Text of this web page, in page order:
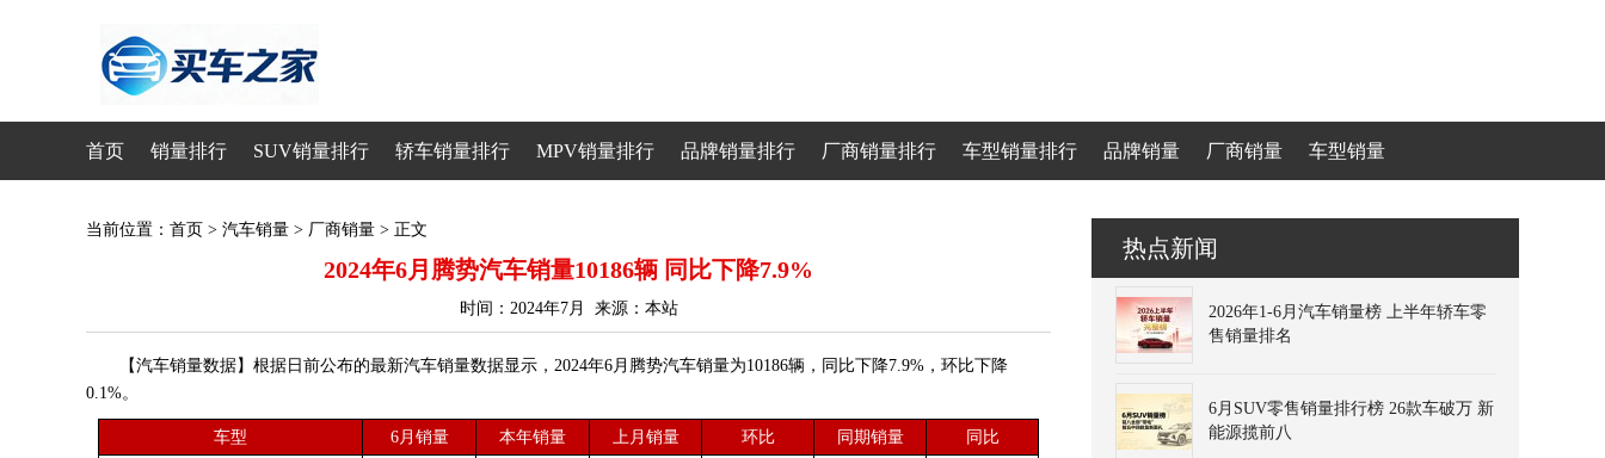
首页 销量排行 SUV销量排行 轿车销量排行 MPV销量排行 品牌销量排行 厂商销量排行 车型销量排行 品牌销量 厂商销量 车型销量
当前位置： 首页 > 汽车销量 > 厂商销量 > 正文
2024年6月腾势汽车销量10186辆 同比下降7.9%
时间：2024年7月 来源：本站
【汽车销量数据】根据日前公布的最新汽车销量数据显示，2024年6月腾势汽车销量为10186辆，同比下降7.9%，环比下降
0.1%。
车型 6月销量 本年销量 上月销量 环比 同期销量
同比
热点新闻
2026年1-6月汽车销量榜 上半年轿车零
售销量排名
6月SUV零售销量排行榜 26款车破万 新
能源揽前八